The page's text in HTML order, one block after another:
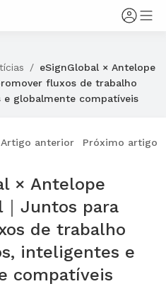
/ eSignGlobal × Antelope
fluxos de trabalho
globalmente compatíveis
Artigo anterior Próximo artigo
× Antelope
Juntos para
de trabalho
inteligentes e
compatíveis